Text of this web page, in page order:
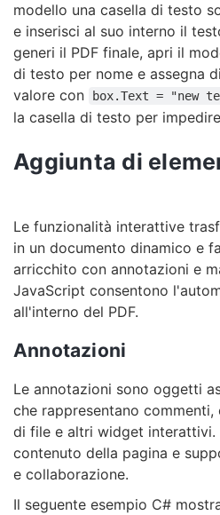
modello una casella di testo
e inserisci al suo interno il
generi il PDF finale, apri il
di testo per nome e assegna
valore con
box.Text = "new
la casella di testo per
Aggiunta di
Le funzionalità interattive
in un documento dinamico e
arricchito con annotazioni e
JavaScript consentono
all'interno del PDF.
Annotazioni
Le annotazioni sono oggetti
che rappresentano
di file e altri widget interattivi.
contenuto della pagina e
e collaborazione.
Il seguente esempio C#